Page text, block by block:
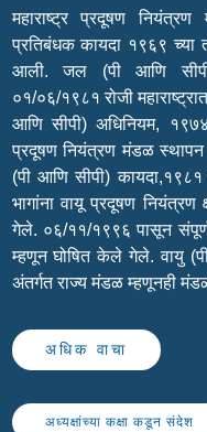
महाराष्ट्र प्रदूषण
प्रतिबंधक कायदा १९६९ च्या
आली. जल (पी आणि सीपी)
०१/०६/१९८१ रोजी
आणि सीपी) अधिनियम,
प्रदूषण नियंत्रण मंडळ स्थापन
(पी आणि सीपी)
भागांना वायू प्रदूषण
गेले. ०६/११/१९९६ पासून संपूर्ण
म्हणून घोषित केले गेले. वायु
अंतर्गत राज्य मंडळ म्हणूनही
अधिक वाचा
अध्यक्षांच्या कक्षा कडून संदेश